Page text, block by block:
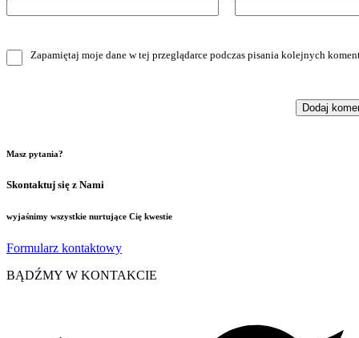
Zapamiętaj moje dane w tej przeglądarce podczas pisania kolejnych
Masz pytania?
Skontaktuj się z Nami
wyjaśnimy wszystkie nurtujące Cię kwestie
Formularz kontaktowy
BĄDŹMY W KONTAKCIE